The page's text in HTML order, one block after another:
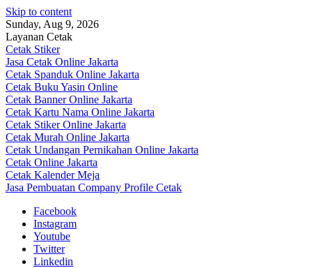
Skip to content
Sunday, Aug 9, 2026
Layanan Cetak
Cetak Stiker
Jasa Cetak Online Jakarta
Cetak Spanduk Online Jakarta
Cetak Buku Yasin Online
Cetak Banner Online Jakarta
Cetak Kartu Nama Online Jakarta
Cetak Stiker Online Jakarta
Cetak Murah Online Jakarta
Cetak Undangan Pernikahan Online Jakarta
Cetak Online Jakarta
Cetak Kalender Meja
Jasa Pembuatan Company Profile Cetak
Facebook
Instagram
Youtube
Twitter
Linkedin